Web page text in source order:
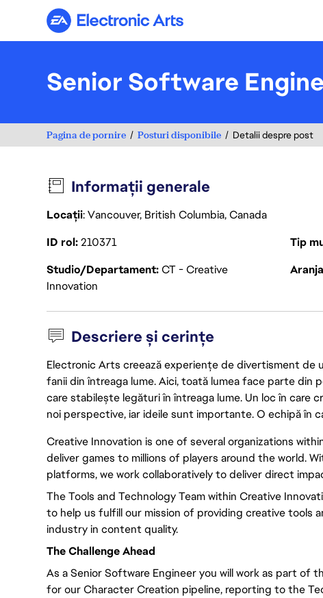
Electronic Arts
Senior Software
Pagina de pornire Posturi disponibile Detalii despre post
Informații generale
Locații: Vancouver, British Columbia, Canada
ID rol210371 Tip
Studio/DepartamentCT - Creative
Innovation
Descriere și cerințe
Electronic Arts creează experiențe de divertisment de
fanii din întreaga lume. Aici, toată lumea face parte
care stabilește legături în întreaga lume. Un loc în care
noi perspective, iar ideile sunt importante. O echipă în
Creative Innovation is one of several organizations
deliver games to millions of players around the world.
platforms, we work collaboratively to deliver direct
The Tools and Technology Team within Creative
to help us fulfill our mission of providing creative tools
industry in content quality.
The Challenge Ahead
As a Senior Software Engineer you will work as part
for our Character Creation pipeline, reporting to the